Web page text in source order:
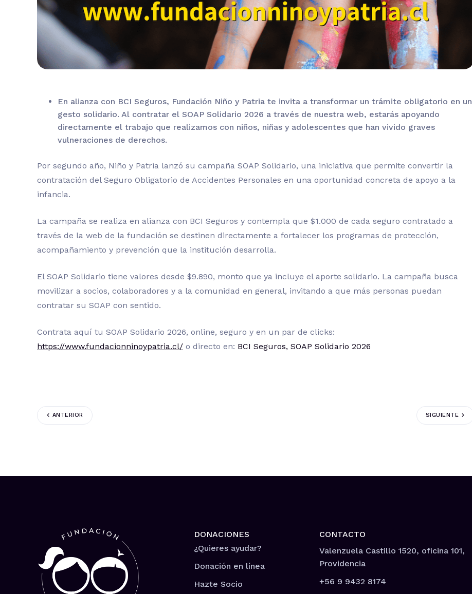
En alianza con BCI Seguros, Fundación Niño y Patria te invita a transformar un trámite obligatorio en un
gesto solidario. Al contratar el SOAP Solidario 2026 a través de nuestra web, estarás apoyando
directamente el trabajo que realizamos con niños, niñas y adolescentes que han vivido graves
vulneraciones de derechos.
Por segundo año, Niño y Patria lanzó su campaña SOAP Solidario, una iniciativa que permite convertir la
contratación del Seguro Obligatorio de Accidentes Personales en una oportunidad concreta de apoyo a la
infancia.
La campaña se realiza en alianza con BCI Seguros y contempla que $1.000 de cada seguro contratado a
través de la web de la fundación se destinen directamente a fortalecer los programas de protección,
acompañamiento y prevención que la institución desarrolla.
El SOAP Solidario tiene valores desde $9.890, monto que ya incluye el aporte solidario. La campaña busca
movilizar a socios, colaboradores y a la comunidad en general, invitando a que más personas puedan
contratar su SOAP con sentido.
Contrata aquí tu SOAP Solidario 2026, online, seguro y en un par de clicks:
https://www.fundacionninoypatria.cl/ o directo en: BCI Seguros, SOAP Solidario 2026
ANTERIOR SIGUIENTE
DONACIONES
¿Quieres ayudar?
Donación en línea
Hazte Socio
CONTACTO
Valenzuela Castillo 1520, oficina 101,
Providencia
+56 9 9432 8174